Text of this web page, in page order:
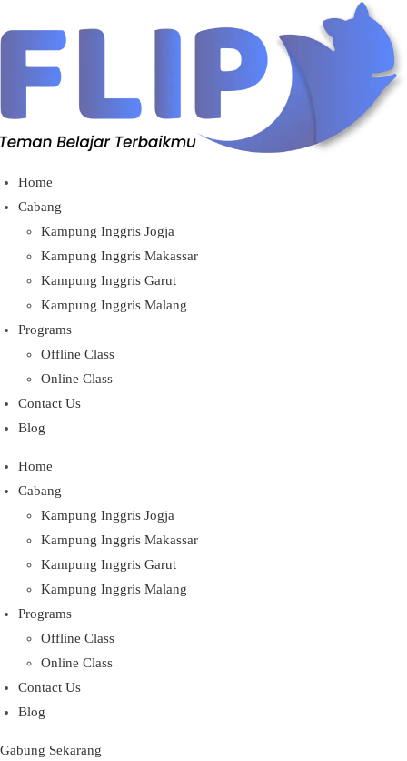
Home
Cabang
Kampung Inggris Jogja
Kampung Inggris Makassar
Kampung Inggris Garut
Kampung Inggris Malang
Programs
Offline Class
Online Class
Contact Us
Blog
Home
Cabang
Kampung Inggris Jogja
Kampung Inggris Makassar
Kampung Inggris Garut
Kampung Inggris Malang
Programs
Offline Class
Online Class
Contact Us
Blog
Gabung Sekarang